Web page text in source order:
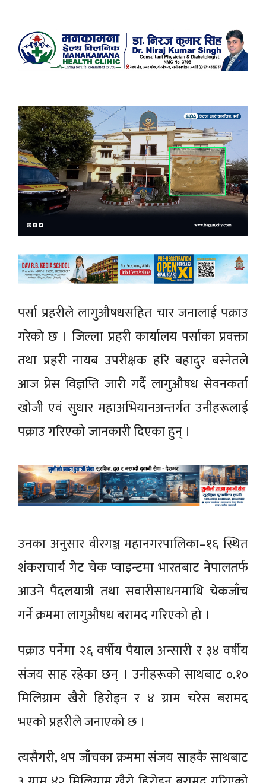
पर्सा प्रहरीले लागुऔषधसहित चार जनालाई पक्राउ
गरेको छ । जिल्ला प्रहरी कार्यालय पर्साका प्रवक्ता
तथा प्रहरी नायब उपरीक्षक हरि बहादुर बस्नेतले
आज प्रेस विज्ञप्ति जारी गर्दै लागुऔषध सेवनकर्ता
खोजी एवं सुधार महाअभियानअन्तर्गत उनीहरूलाई
पक्राउ गरिएको जानकारी दिएका हुन् ।
उनका अनुसार वीरगञ्ज महानगरपालिका–१६ स्थित
शंकराचार्य गेट चेक प्वाइन्टमा भारतबाट नेपालतर्फ
आउने पैदलयात्री तथा सवारीसाधनमाथि चेकजाँच
गर्ने क्रममा लागुऔषध बरामद गरिएको हो ।
पक्राउ पर्नेमा २६ वर्षीय पैयाल अन्सारी र ३४ वर्षीय
संजय साह रहेका छन् । उनीहरूको साथबाट ०.१०
मिलिग्राम खैरो हिरोइन र ४ ग्राम चरेस बरामद
भएको प्रहरीले जनाएको छ ।
त्यसैगरी, थप जाँचका क्रममा संजय साहकै साथबाट